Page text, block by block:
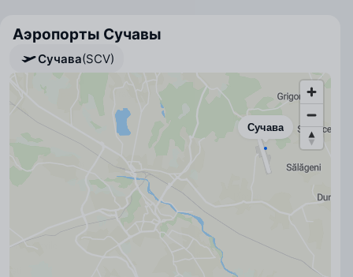
Аэропорты Сучавы
Сучава(SCV)
Сучава